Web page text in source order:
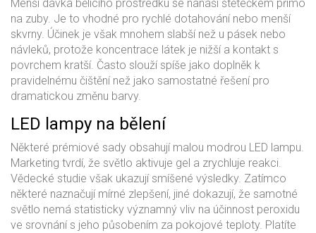
Menší dávka bělicího prostředku se nanáší štětečkem přímo
na zuby. Je to vhodné pro rychlé dotahování nebo menší
skvrny. Účinek je však mnohem slabší než u pásek nebo
návleků, protože koncentrace látek je nižší a kontakt s
povrchem kratší. Často slouží spíše jako doplněk k
pravidelnému čištění než jako samostatné řešení pro
dramatickou změnu barvy.
LED lampy na bělení
Některé prémiové sady obsahují malou modrou LED lampu.
Marketing tvrdí, že světlo aktivuje gel a zrychluje reakci.
Vědecké studie však ukazují smíšené výsledky. Zatímco
některé naznačují mírné zlepšení, jiné dokazují, že samotné
světlo nemá statisticky významný vliv na účinnost peroxidu
ve srovnání s jeho působením za pokojové teploty. Platíte